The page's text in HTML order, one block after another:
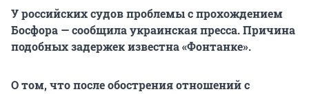
У российских судов проблемы с прохождением
Босфора — сообщила украинская пресса. Причина
подобных задержек известна «Фонтанке».
О том, что после обострения отношений с